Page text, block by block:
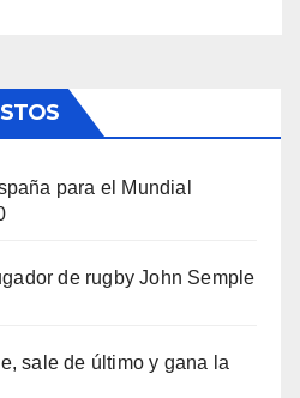
para el Mundial
de rugby John Semple
sale de último y gana la